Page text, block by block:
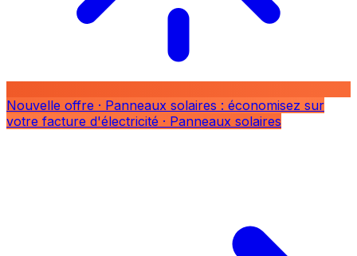
Nouvelle offre · Panneaux solaires : économisez sur
votre facture d'électricité · Panneaux solaires